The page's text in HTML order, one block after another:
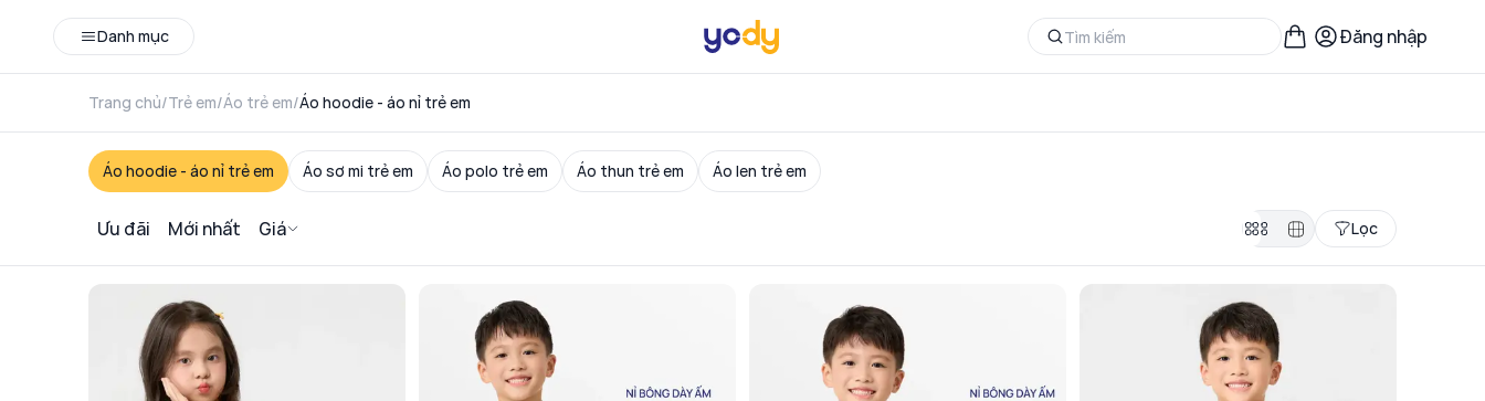
Danh mục Đăng nhập
Trang chủ/Trẻ em/Áo trẻ em/Áo hoodie - áo nỉ trẻ em
Áo hoodie - áo nỉ trẻ em Áo sơ mi trẻ em Áo polo trẻ em Áo thun trẻ em Áo len trẻ em
Ưu đãi Mới nhất Giá Lọc